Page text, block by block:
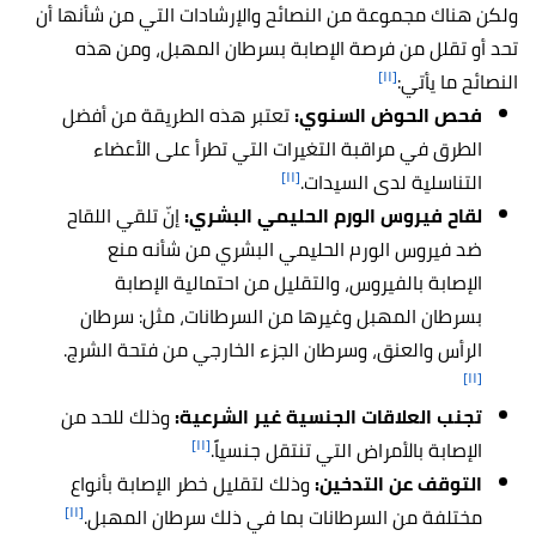
ولكن هناك مجموعة من النصائح والإرشادات التي من شأنها أن
تحد أو تقلل من فرصة الإصابة بسرطان المهبل، ومن هذه
النصائح ما يأتي:[١١]
فحص الحوض السنوي:تعتبر هذه الطريقة من أفضل
الطرق في مراقبة التغيرات التي تطرأ على الأعضاء
التناسلية لدى السيدات.[١١]
لقاح فيروس الورم الحليمي البشري:إنّ تلقي اللقاح
ضد فيروس الورم الحليمي البشري من شأنه منع
الإصابة بالفيروس، والتقليل من احتمالية الإصابة
بسرطان المهبل وغيرها من السرطانات، مثل: سرطان
الرأس والعنق، وسرطان الجزء الخارجي من فتحة الشرج.
[١١]
تجنب العلاقات الجنسية غير الشرعية:وذلك للحد من
الإصابة بالأمراض التي تنتقل جنسياً.[١١]
التوقف عن التدخين:وذلك لتقليل خطر الإصابة بأنواع
مختلفة من السرطانات بما في ذلك سرطان المهبل.[١١]